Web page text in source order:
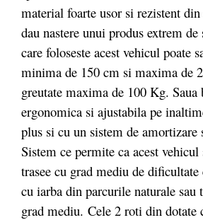
material foarte usor si rezistent
dau nastere unui produs extrem de
care foloseste acest vehicul poate
minima de 150 cm si maxima de
greutate maxima de 100 Kg. Saua
ergonomica si ajustabila pe
plus si cu un sistem de amortizare
Sistem ce permite ca acest
trasee cu grad mediu de
cu iarba din parcurile naturale sau
grad mediu. Cele 2 roti din dotate